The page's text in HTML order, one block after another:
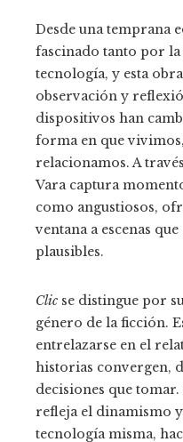
Desde una temprana
fascinado tanto por
tecnología, y esta
observación y
dispositivos han
forma en que
relacionamos. A
Vara captura
como angustiosos,
ventana a escenas
plausibles.
Clic se distingue por
género de la ficción.
entrelazarse en el
historias convergen,
decisiones que
refleja el dinamismo
tecnología misma,